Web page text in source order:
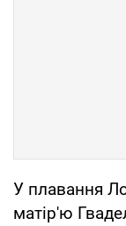
У плавання
матір'ю